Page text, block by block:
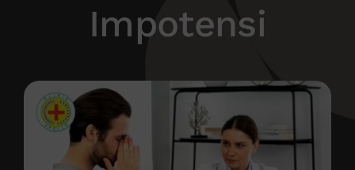
Impotensi